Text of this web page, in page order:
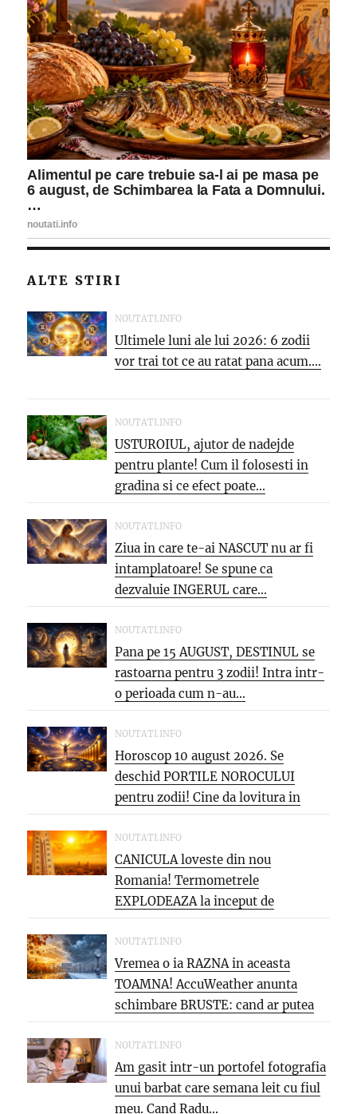
ALTE STIRI
NOUTATI.INFO
Ultimele luni ale lui 2026: 6 zodii
vor trai tot ce au ratat pana acum....
NOUTATI.INFO
USTUROIUL, ajutor de nadejde
pentru plante! Cum il folosesti in
gradina si ce efect poate...
NOUTATI.INFO
Ziua in care te-ai NASCUT nu ar fi
intamplatoare! Se spune ca
dezvaluie INGERUL care...
NOUTATI.INFO
Pana pe 15 AUGUST, DESTINUL se
rastoarna pentru 3 zodii! Intra intr-
o perioada cum n-au...
NOUTATI.INFO
Horoscop 10 august 2026. Se
deschid PORTILE NOROCULUI
pentru zodii! Cine da lovitura in
cariera...
NOUTATI.INFO
CANICULA loveste din nou
Romania! Termometrele
EXPLODEAZA la inceput de
saptamana: aproape 40°C si
PARJOL...
NOUTATI.INFO
Vremea o ia RAZNA in aceasta
TOAMNA! AccuWeather anunta
schimbare BRUSTE: cand ar putea
veni...
NOUTATI.INFO
Am gasit intr-un portofel fotografia
unui barbat care semana leit cu fiul
meu. Cand Radu...